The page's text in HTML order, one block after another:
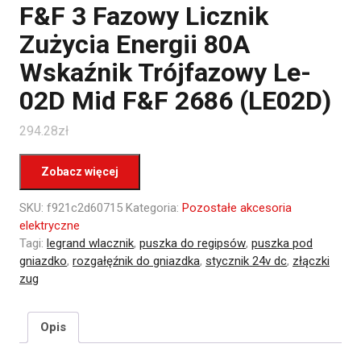
F&F 3 Fazowy Licznik
Zużycia Energii 80A
Wskaźnik Trójfazowy Le-
02D Mid F&F 2686 (LE02D)
294.28zł
Zobacz więcej
SKU: f921c2d60715 Kategoria: Pozostałe akcesoria
elektryczne
Tagi: legrand wlacznik, puszka do regipsów, puszka pod
gniazdko, rozgałęźnik do gniazdka, stycznik 24v dc, złączki
zug
Opis